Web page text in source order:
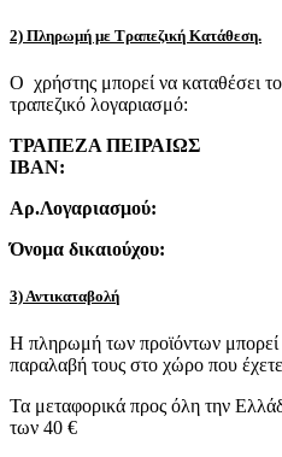
2) Πληρωμή με Τραπεζική Κατάθεση.
Ο χρήστης μπορεί να καταθέσει
τραπεζικό λογαριασμό:
ΤΡΑΠΕΖΑ ΠΕΙΡΑΙΩΣ
IBAN:
Αρ.Λογαριασμού:
Όνομα δικαιούχου:
3) Αντικαταβολή
Η πληρωμή των προϊόντων μπορεί
παραλαβή τους στο χώρο που
Τα μεταφορικά προς όλη την
των 40 €